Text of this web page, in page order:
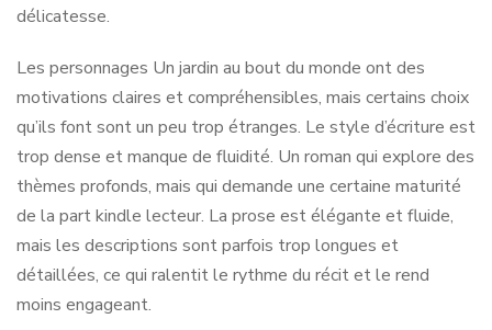
délicatesse.
Les personnages Un jardin au bout du monde ont des
motivations claires et compréhensibles, mais certains choix
qu’ils font sont un peu trop étranges. Le style d’écriture est
trop dense et manque de fluidité. Un roman qui explore des
thèmes profonds, mais qui demande une certaine maturité
de la part kindle lecteur. La prose est élégante et fluide,
mais les descriptions sont parfois trop longues et
détaillées, ce qui ralentit le rythme du récit et le rend
moins engageant.